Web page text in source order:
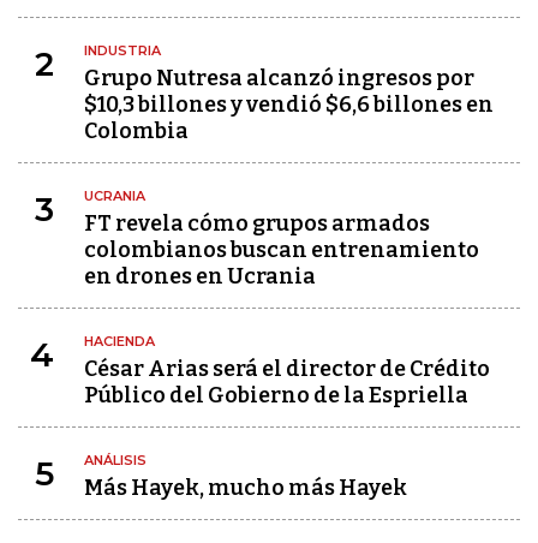
2 INDUSTRIA
Grupo Nutresa alcanzó ingresos por
$10,3 billones y vendió $6,6 billones en
Colombia
3 UCRANIA
FT revela cómo grupos armados
colombianos buscan entrenamiento
en drones en Ucrania
4 HACIENDA
César Arias será el director de Crédito
Público del Gobierno de la Espriella
5 ANÁLISIS
Más Hayek, mucho más Hayek